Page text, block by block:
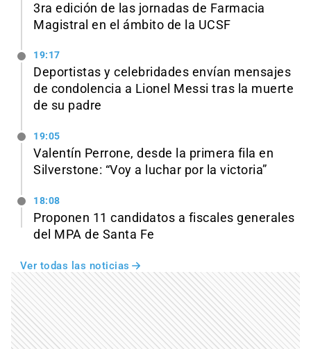
3ra edición de las jornadas de Farmacia
Magistral en el ámbito de la UCSF
19:17
Deportistas y celebridades envían mensajes
de condolencia a Lionel Messi tras la muerte
de su padre
19:05
Valentín Perrone, desde la primera fila en
Silverstone: “Voy a luchar por la victoria”
18:08
Proponen 11 candidatos a fiscales generales
del MPA de Santa Fe
Ver todas las noticias